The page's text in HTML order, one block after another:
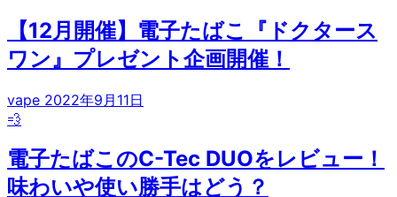
【12月開催】電子たばこ『ドクタース
ワン』プレゼント企画開催！
vape 2022年9月11日
💨
電子たばこのC-Tec DUOをレビュー！
味わいや使い勝手はどう？